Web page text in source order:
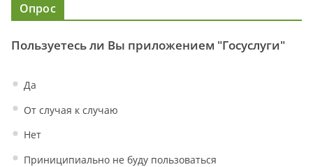
Опрос
Пользуетесь ли Вы приложением "Госуслуги"
Да
От случая к случаю
Нет
Приниципиально не буду пользоваться